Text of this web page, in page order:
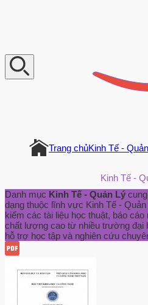
Trang chủKinh Tế -
Kinh Tế -
Danh mục Kinh Tế - Quản Lý
dạng thuộc lĩnh vực Kinh Tế -
kiếm các tài liệu học thuật, báo
chất lượng cao từ nhiều trường đại
hỗ trợ học tập và nghiên cứu